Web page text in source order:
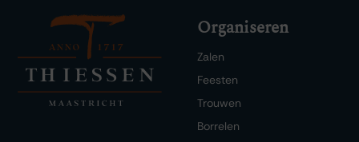
Organiseren
Zalen
Feesten
Trouwen
Borrelen